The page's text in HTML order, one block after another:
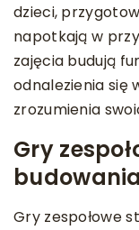
dzieci,
napotkają w
zajęcia budują
odnalezienia się
zrozumienia
Gry
Gry zespołowe